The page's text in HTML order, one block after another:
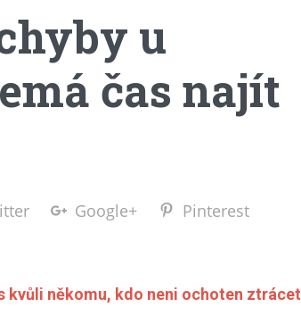
u
čas najít
Google+ Pinterest
kvůli někomu, kdo neni ochoten ztrácet